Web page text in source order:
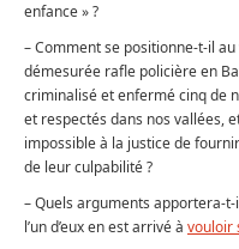
enfance » ?
– Comment se positionne-t-il
démesurée rafle policière en
criminalisé et enfermé cinq de
et respectés dans nos vallées,
impossible à la justice de
de leur culpabilité ?
– Quels arguments apportera-
l’un d’eux en est arrivé à vouloir